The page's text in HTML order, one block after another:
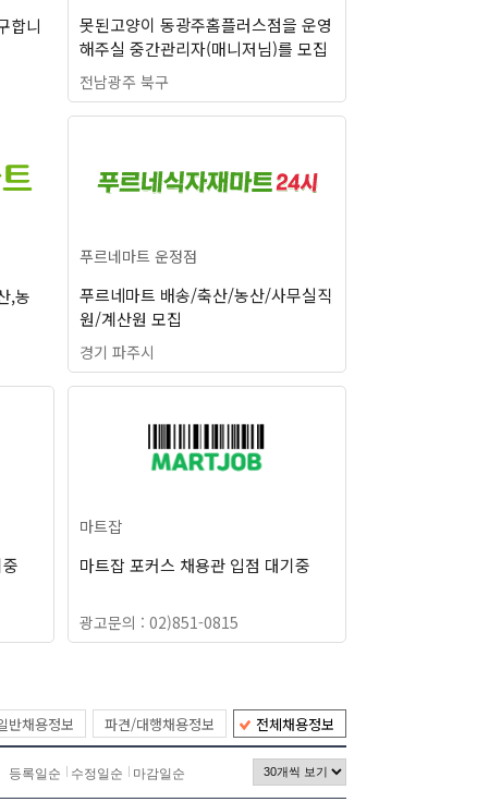
합니
못된고양이 동광주홈플러스점을 운영
해주실 중간관리자(매니저님)를 모집
합니다
전남광주 북구
,농
푸르네마트 운정점
푸르네마트 배송/축산/농산/사무실직
원/계산원 모집
경기 파주시
마트잡
마트잡 포커스 채용관 입점 대기중
광고문의 : 02)851-0815
반채용정보 파견/대행채용정보 전체채용정보
등록일순 수정일순 마감일순